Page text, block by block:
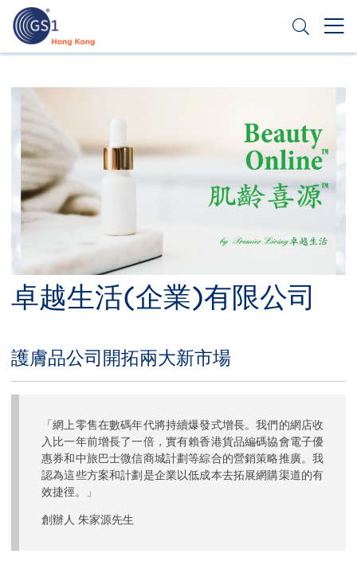
內
Top
Second
Menu
卓越生活(企業)有限公司
Title
護膚品公司開拓兩大新市場
「網上零售在數碼年代將持續爆發式增長。我們的網店收
入比一年前增長了一倍，實有賴香港貨品編碼協會電子優
惠券和中旅巴士微信商城計劃等綜合的營銷策略推廣。我
認為這些方案和計劃是企業以低成本去拓展網購渠道的有
效捷徑。」
創辦人 朱家源先生